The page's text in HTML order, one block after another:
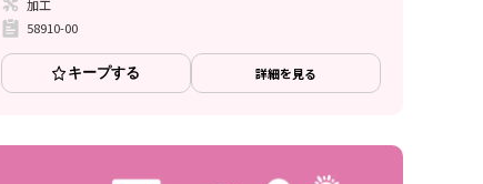
加工
58910-00
キープする 詳細を見る